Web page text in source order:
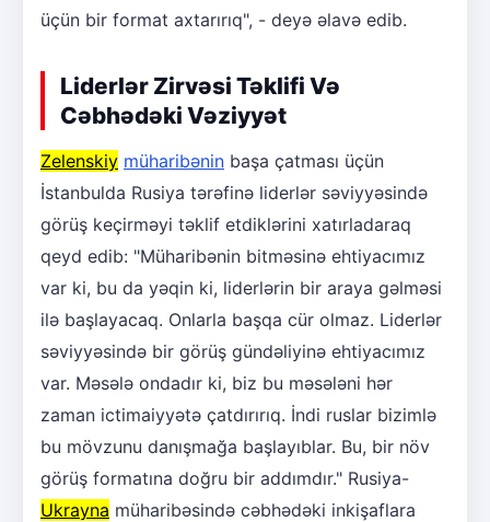
üçün bir format axtarırıq", - deyə əlavə edib.
Liderlər Zirvəsi Təklifi Və
Cəbhədəki Vəziyyət
Zelenskiy müharibənin başa çatması üçün
İstanbulda Rusiya tərəfinə liderlər səviyyəsində
görüş keçirməyi təklif etdiklərini xatırladaraq
qeyd edib: "Müharibənin bitməsinə ehtiyacımız
var ki, bu da yəqin ki, liderlərin bir araya gəlməsi
ilə başlayacaq. Onlarla başqa cür olmaz. Liderlər
səviyyəsində bir görüş gündəliyinə ehtiyacımız
var. Məsələ ondadır ki, biz bu məsələni hər
zaman ictimaiyyətə çatdırırıq. İndi ruslar bizimlə
bu mövzunu danışmağa başlayıblar. Bu, bir növ
görüş formatına doğru bir addımdır." Rusiya-
Ukrayna müharibəsində cəbhədəki inkişaflara